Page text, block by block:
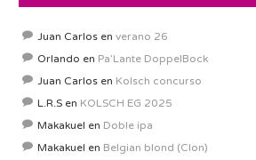
Juan Carlos en verano 26
Orlando en Pa’Lante DoppelBock
Juan Carlos en Kolsch concurso
L.R.S en KOLSCH EG 2025
Makakuel en Doble ipa
Makakuel en Belgian blond (Clon)